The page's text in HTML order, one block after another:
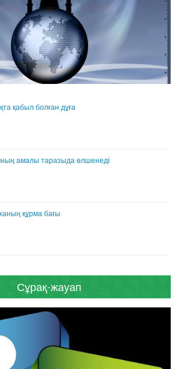
қабыл болған дұға
амалы таразыда өлшенеді
құрма бағы
Сұрақ-жауап